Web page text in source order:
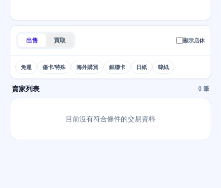
出售 買取 顯示店休
免運 傷卡/特殊 海外購買 銀聯卡 日紙 韓紙
賣家列表 0 筆
目前沒有符合條件的交易資料